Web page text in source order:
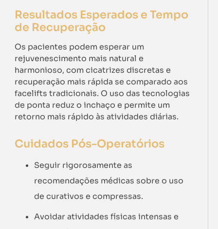
Resultados Esperados e Tempo
de Recuperação
Os pacientes podem esperar um
rejuvenescimento mais natural e
harmonioso, com cicatrizes discretas e
recuperação mais rápida se comparado aos
facelifts tradicionais. O uso das tecnologias
de ponta reduz o inchaço e permite um
retorno mais rápido às atividades diárias.
Cuidados Pós-Operatórios
Seguir rigorosamente as
recomendações médicas sobre o uso
de curativos e compressas.
Avoidar atividades físicas intensas e